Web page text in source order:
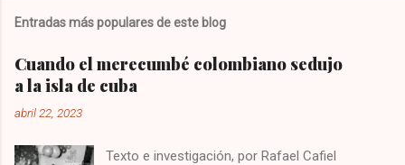
Entradas más populares de este blog
Cuando el merecumbé colombiano sedujo
a la isla de cuba
abril 22, 2023
Texto e investigación, por Rafael Cafiel